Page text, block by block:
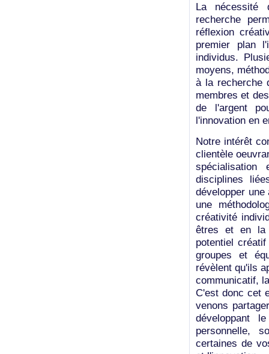
La nécessité
recherche
réflexion
premier plan
individus.
moyens,
à la recherche
membres et
de l'argent
l'innovation en
Notre intérêt
clientèle
disciplines
développer
une
créativité
êtres et en la
potentiel
groupes et
révèlent qu'ils
communicatif,
C'est donc cet
venons
développant
personnelle,
certaines de